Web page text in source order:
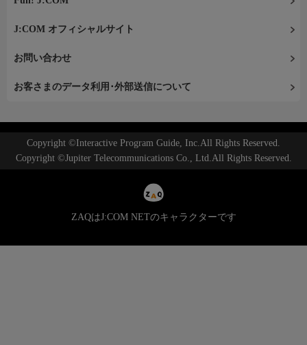
J:COM オフィシャルサイト
お問い合わせ
お客さまのデータ利用･外部送信について
Copyright ©Interactive Program Guide, Inc.All Rights Reserved.
Copyright ©Jupiter Telecommunications Co., Ltd.All Rights Reserved.
ZAQはJ:COM NETのキャラクターです